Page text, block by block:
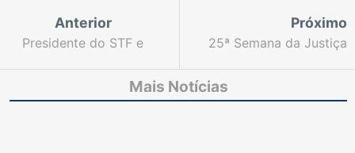
Anterior
Presidente do STF e
evento na Esmec para
promover Programa
Próximo
25ª Semana da Justiça
realizadas pelo TJCE
Mais Notícias